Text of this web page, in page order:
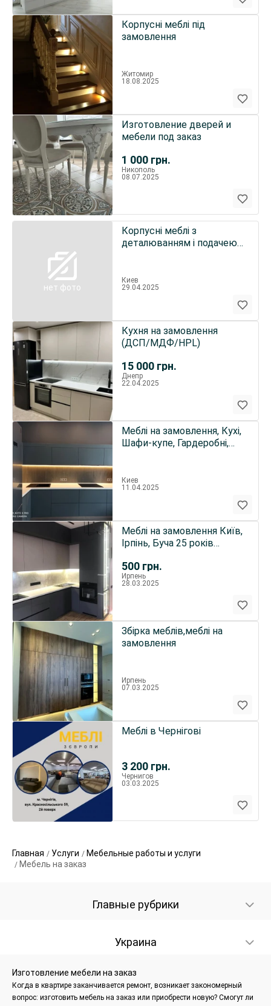
Корпусні меблі під
замовлення
Житомир
18.08.2025
1 000 грн.
Изготовление дверей и
мебели под заказ
Никополь
08.07.2025
нет фото
Корпусні меблі з
деталюванням і подачею
Киев
29.04.2025
15 000 грн.
Кухня на замовлення
(ДСП/МДФ/HPL)
Днепр
22.04.2025
Меблі на замовлення, Кухі,
Шафи-купе, Гардеробні,
Киев
11.04.2025
500 грн.
Меблі на замовлення Київ,
Ірпінь, Буча 25 років
Ирпень
28.03.2025
Збірка меблів,меблі на
замовлення
Ирпень
07.03.2025
3 200 грн.
Меблі в Чернігові
Чернигов
03.03.2025
Главная Услуги
Мебельные работы и услуги
Мебель на заказ
Главные рубрики
Украина
Изготовление мебели на заказ
Когда в квартире заканчивается ремонт, возникает закономерный
вопрос: изготовить мебель на заказ или приобрести новую? Смогут ли